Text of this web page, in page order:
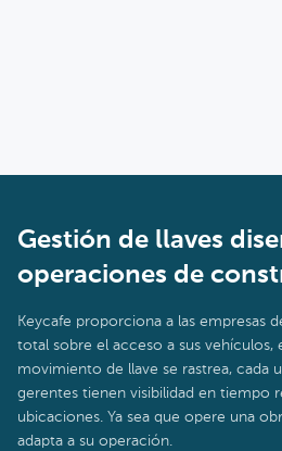
Gestión de llaves
operaciones de
Keycafe proporciona a las empresas
total sobre el acceso a sus vehículos,
movimiento de llave se rastrea, cada
gerentes tienen visibilidad en tiempo
ubicaciones. Ya sea que opere una
adapta a su operación.